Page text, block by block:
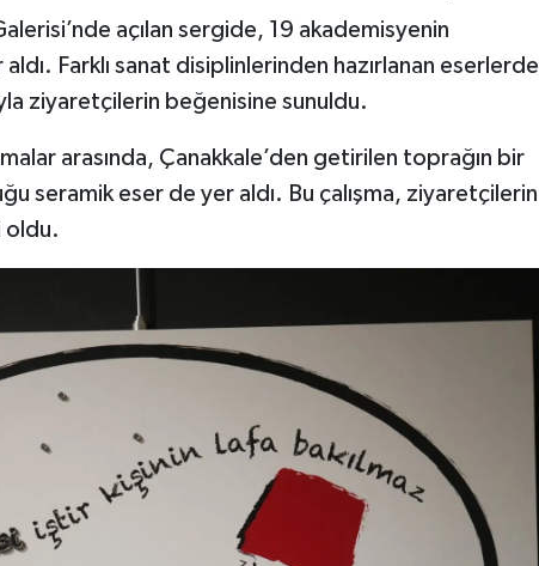
açılan sergide, 19 akademisyenin
Farklı sanat disiplinlerinden hazırlanan eserlerde
ziyaretçilerin beğenisine sunuldu.
arasında, Çanakkale’den getirilen toprağın bir
seramik eser de yer aldı. Bu çalışma, ziyaretçilerin
oldu.